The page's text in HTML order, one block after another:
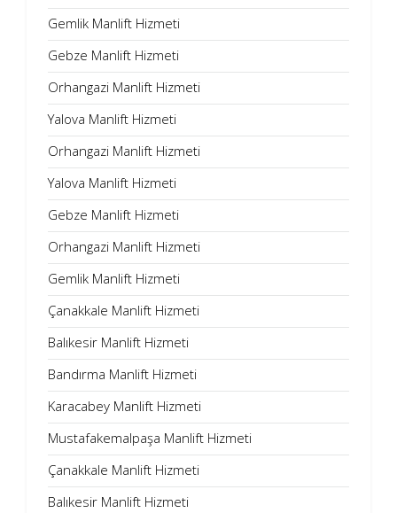
Gemlik Manlift Hizmeti
Gebze Manlift Hizmeti
Orhangazi Manlift Hizmeti
Yalova Manlift Hizmeti
Orhangazi Manlift Hizmeti
Yalova Manlift Hizmeti
Gebze Manlift Hizmeti
Orhangazi Manlift Hizmeti
Gemlik Manlift Hizmeti
Çanakkale Manlift Hizmeti
Balıkesir Manlift Hizmeti
Bandırma Manlift Hizmeti
Karacabey Manlift Hizmeti
Mustafakemalpaşa Manlift Hizmeti
Çanakkale Manlift Hizmeti
Balıkesir Manlift Hizmeti